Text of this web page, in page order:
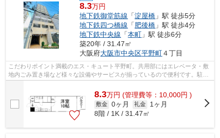
8.3万円
地下鉄御堂筋線 「淀屋橋 」駅 徒歩5分
地下鉄四つ橋線 「肥後橋 」駅 徒歩4分
地下鉄中央線 「本町 」駅 徒歩6分
築20年 / 31.47㎡
大阪府大阪市中央区平野町４丁目
こだわりポイント満載のエス・キュート平野町。共用部にはエレベータ・敷
地内ごみ置き場など様々な設備やサービスが揃っているので便利です。駐車
場は物件から約100mです。11階建ての...
8.3万円 (管理費等：10,000円 )
敷金 0ヶ月 礼金
1ヶ月
8階 / 1K / 31.47㎡